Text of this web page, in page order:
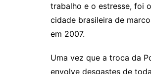
trabalho e o estresse, foi
cidade brasileira de
em 2007.
Uma vez que a troca da
envolve desgastes de